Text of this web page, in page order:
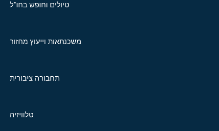
טיולים וחופש בחו"ל
משכנתאות וייעוץ מחזור
תחבורה ציבורית
טלוויזיה